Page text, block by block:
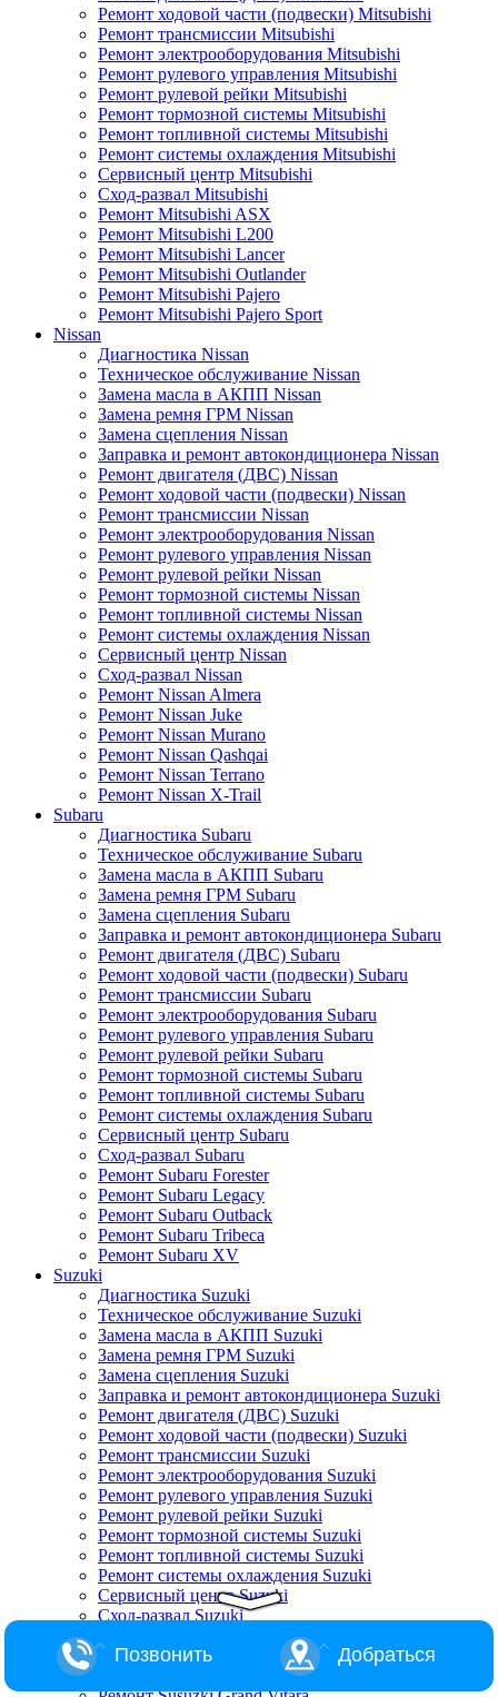
Ремонт ходовой части (подвески) Mitsubishi
Ремонт трансмиссии Mitsubishi
Ремонт электрооборудования Mitsubishi
Ремонт рулевого управления Mitsubishi
Ремонт рулевой рейки Mitsubishi
Ремонт тормозной системы Mitsubishi
Ремонт топливной системы Mitsubishi
Ремонт системы охлаждения Mitsubishi
Сервисный центр Mitsubishi
Сход-развал Mitsubishi
Ремонт Mitsubishi ASX
Ремонт Mitsubishi L200
Ремонт Mitsubishi Lancer
Ремонт Mitsubishi Outlander
Ремонт Mitsubishi Pajero
Ремонт Mitsubishi Pajero Sport
Nissan
Диагностика Nissan
Техническое обслуживание Nissan
Замена масла в АКПП Nissan
Замена ремня ГРМ Nissan
Замена сцепления Nissan
Заправка и ремонт автокондиционера Nissan
Ремонт двигателя (ДВС) Nissan
Ремонт ходовой части (подвески) Nissan
Ремонт трансмиссии Nissan
Ремонт электрооборудования Nissan
Ремонт рулевого управления Nissan
Ремонт рулевой рейки Nissan
Ремонт тормозной системы Nissan
Ремонт топливной системы Nissan
Ремонт системы охлаждения Nissan
Сервисный центр Nissan
Сход-развал Nissan
Ремонт Nissan Almera
Ремонт Nissan Juke
Ремонт Nissan Murano
Ремонт Nissan Qashqai
Ремонт Nissan Terrano
Ремонт Nissan X-Trail
Subaru
Диагностика Subaru
Техническое обслуживание Subaru
Замена масла в АКПП Subaru
Замена ремня ГРМ Subaru
Замена сцепления Subaru
Заправка и ремонт автокондиционера Subaru
Ремонт двигателя (ДВС) Subaru
Ремонт ходовой части (подвески) Subaru
Ремонт трансмиссии Subaru
Ремонт электрооборудования Subaru
Ремонт рулевого управления Subaru
Ремонт рулевой рейки Subaru
Ремонт тормозной системы Subaru
Ремонт топливной системы Subaru
Ремонт системы охлаждения Subaru
Сервисный центр Subaru
Сход-развал Subaru
Ремонт Subaru Forester
Ремонт Subaru Legacy
Ремонт Subaru Outback
Ремонт Subaru Tribeca
Ремонт Subaru XV
Suzuki
Диагностика Suzuki
Техническое обслуживание Suzuki
Замена масла в АКПП Suzuki
Замена ремня ГРМ Suzuki
Замена сцепления Suzuki
Заправка и ремонт автокондиционера Suzuki
Ремонт двигателя (ДВС) Suzuki
Ремонт ходовой части (подвески) Suzuki
Ремонт трансмиссии Suzuki
Ремонт электрооборудования Suzuki
Ремонт рулевого управления Suzuki
Ремонт рулевой рейки Suzuki
Ремонт тормозной системы Suzuki
Ремонт топливной системы Suzuki
Ремонт системы охлаждения Suzuki
Сервисный центр Suzuki
Сход-развал Suzuki
Ремонт Suzuki Baleno
Позвонить Добраться